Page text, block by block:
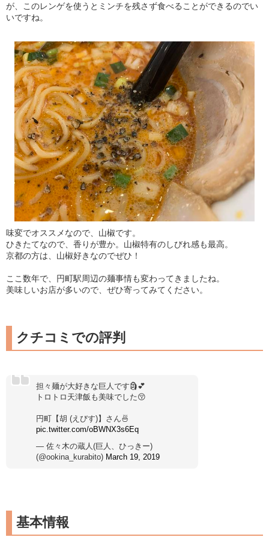
が、このレンゲを使うとミンチを残さず食べることができるのでい
いですね。
味変でオススメなので、山椒です。
ひきたてなので、香りが豊か。山椒特有のしびれ感も最高。
京都の方は、山椒好きなのでぜひ！
ここ数年で、円町駅周辺の麺事情も変わってきましたね。
美味しいお店が多いので、ぜひ寄ってみてください。
クチコミでの評判
担々麺が大好きな巨人です🗿💕
トロトロ天津飯も美味でした😚
円町【胡 (えびす)】さん🍜
pic.twitter.com/oBWNX3s6Eq
— 佐々木の蔵人(巨人、ひっきー)
(@ookina_kurabito) March 19, 2019
基本情報